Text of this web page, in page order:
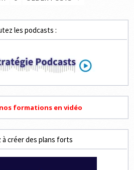
les podcasts :
formations en vidéo
à créer des plans forts